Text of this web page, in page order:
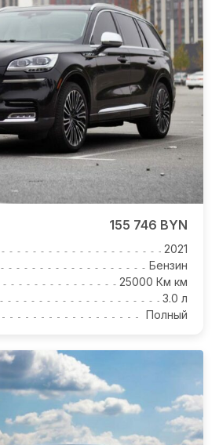
155 746 BYN
2021
Бензин
25000 Км км
3.0 л
Полный